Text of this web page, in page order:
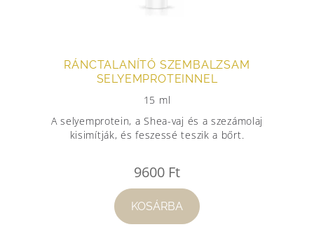
RÁNCTALANÍTÓ SZEMBALZSAM
SELYEMPROTEINNEL
15 ml
A selyemprotein, a Shea-vaj és a szezámolaj
kisimítják, és feszessé teszik a bőrt.
9600 Ft
KOSÁRBA